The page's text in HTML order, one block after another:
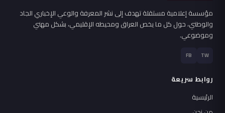
مؤسسة إعلامية مستقلة تهدف إلى نشر المعرفة والوعي الإخباري الجاد
والوطني، حول كل ما يخص العراق ومحيطه الإقليمي، بشكل مهني
وموضوعي.
TW
FB
روابط سريعة
الرئيسية